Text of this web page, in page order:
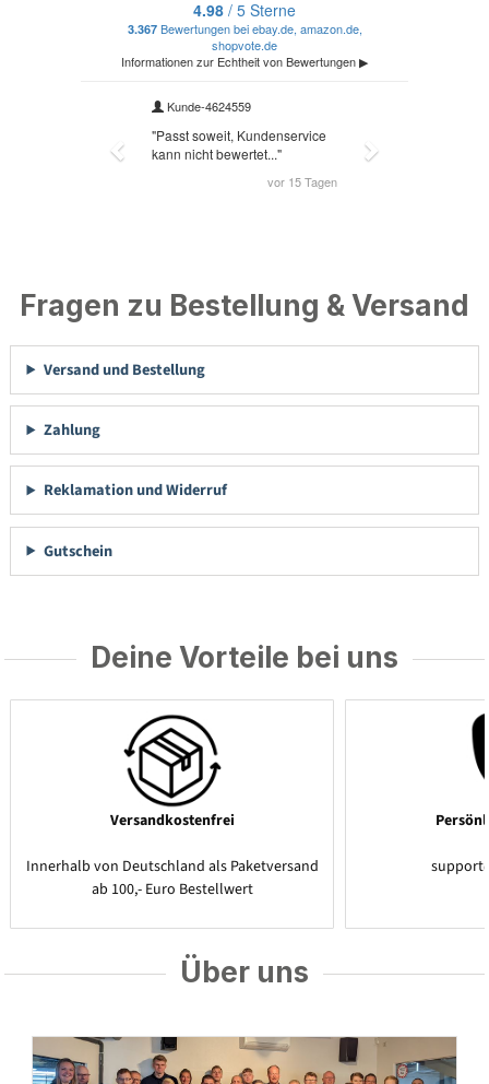
Fragen zu Bestellung & Versand
Versand und Bestellung
Zahlung
Reklamation und Widerruf
Gutschein
Deine Vorteile bei uns
Versandkostenfrei
Innerhalb von Deutschland als Paketversand
ab 100,- Euro Bestellwert
Über uns